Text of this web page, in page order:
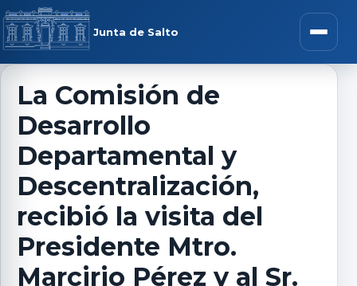
Saltar al contenido
Junta de Salto Abrir
menú
La Comisión de
Desarrollo
Departamental y
Descentralización,
recibió la visita del
Presidente Mtro.
Marcirio Pérez y al Sr.